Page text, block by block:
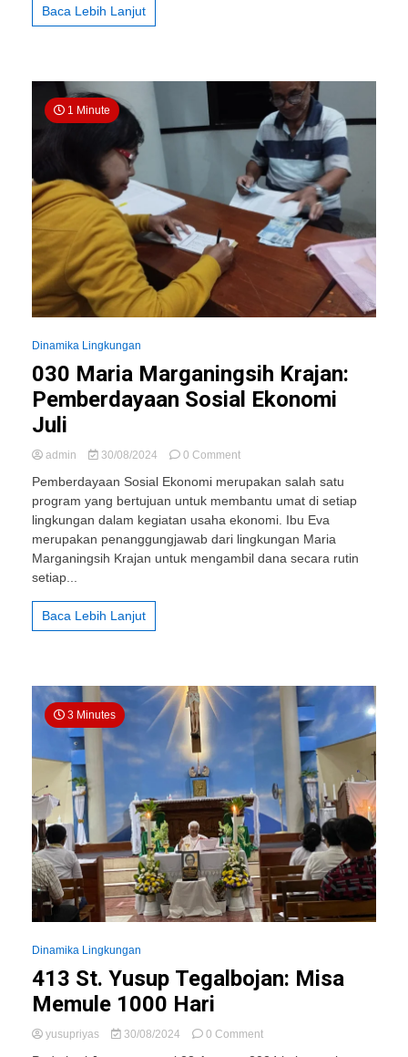
Baca Lebih Lanjut
1 Minute
Dinamika Lingkungan
030 Maria Marganingsih Krajan:
Pemberdayaan Sosial Ekonomi
Juli
admin 30/08/2024 0 Commenton
Maria
Marganingsih
Krajan:
Pemberdayaan
Sosial
Pemberdayaan Sosial Ekonomi merupakan salah satu
program yang bertujuan untuk membantu umat di setiap
lingkungan dalam kegiatan usaha ekonomi. Ibu Eva
merupakan penanggungjawab dari lingkungan Maria
Marganingsih Krajan untuk mengambil dana secara rutin
setiap...
Baca Lebih Lanjut
3 Minutes
Dinamika Lingkungan
413 St. Yusup Tegalbojan: Misa
Memule 1000 Hari
yusupriyas 30/08/2024 0 Commenton